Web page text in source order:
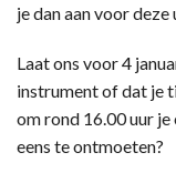
je dan aan voor deze
Laat ons voor 4
instrument of dat je
om rond 16.00 uur
eens te ontmoeten?